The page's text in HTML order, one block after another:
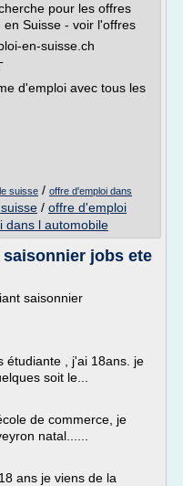
pour les offres
Suisse - voir l'offres
en-suisse.ch
d'emploi avec tous les
suisse / offre d'emploi dans
/ offre d'emploi
dans l automobile
jobs ete
saisonnier
étudiante , j'ai 18ans. je
soit le...
de commerce, je
natal......
ans je viens de la